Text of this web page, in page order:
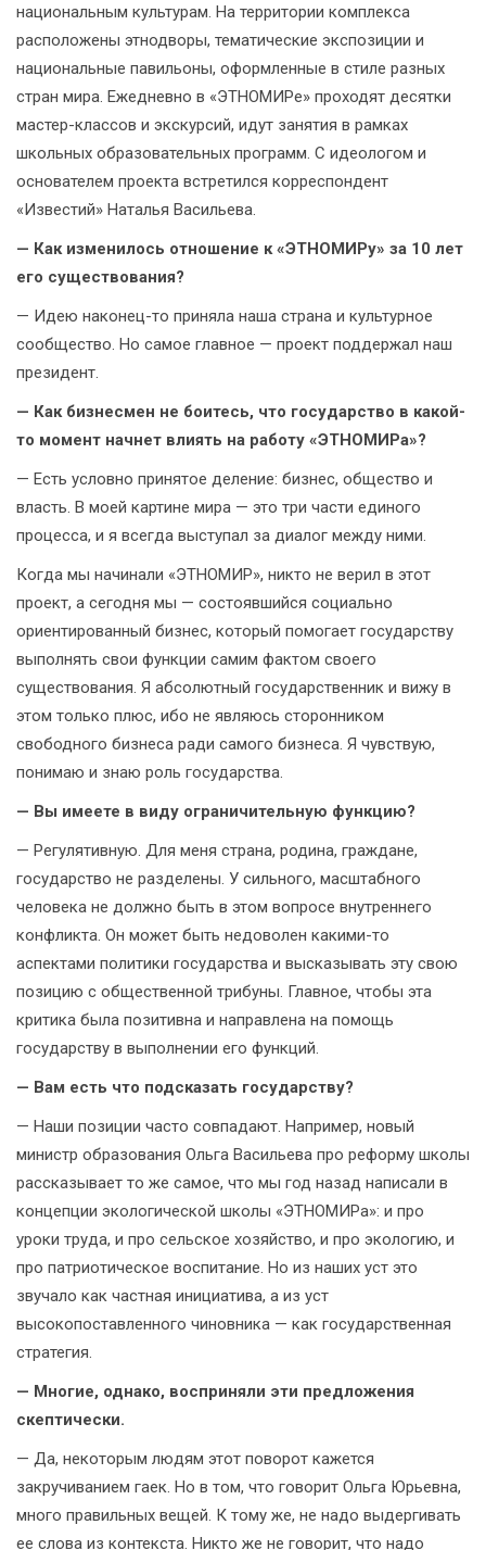
национальным культурам. На территории комплекса
расположены этнодворы, тематические экспозиции и
национальные павильоны, оформленные в стиле разных
стран мира. Ежедневно в «ЭТНОМИРе» проходят десятки
мастер-классов и экскурсий, идут занятия в рамках
школьных образовательных программ. С идеологом и
основателем проекта встретился корреспондент
«Известий» Наталья Васильева.
— Как изменилось отношение к «ЭТНОМИРу» за 10 лет
его существования?
— Идею наконец-то приняла наша страна и культурное
сообщество. Но самое главное — проект поддержал наш
президент.
— Как бизнесмен не боитесь, что государство в какой-
то момент начнет влиять на работу «ЭТНОМИРа»?
— Есть условно принятое деление: бизнес, общество и
власть. В моей картине мира — это три части единого
процесса, и я всегда выступал за диалог между ними.
Когда мы начинали «ЭТНОМИР», никто не верил в этот
проект, а сегодня мы — состоявшийся социально
ориентированный бизнес, который помогает государству
выполнять свои функции самим фактом своего
существования. Я абсолютный государственник и вижу в
этом только плюс, ибо не являюсь сторонником
свободного бизнеса ради самого бизнеса. Я чувствую,
понимаю и знаю роль государства.
— Вы имеете в виду ограничительную функцию?
— Регулятивную. Для меня страна, родина, граждане,
государство не разделены. У сильного, масштабного
человека не должно быть в этом вопросе внутреннего
конфликта. Он может быть недоволен какими-то
аспектами политики государства и высказывать эту свою
позицию с общественной трибуны. Главное, чтобы эта
критика была позитивна и направлена на помощь
государству в выполнении его функций.
— Вам есть что подсказать государству?
— Наши позиции часто совпадают. Например, новый
министр образования Ольга Васильева про реформу школы
рассказывает то же самое, что мы год назад написали в
концепции экологической школы «ЭТНОМИРа»: и про
уроки труда, и про сельское хозяйство, и про экологию, и
про патриотическое воспитание. Но из наших уст это
звучало как частная инициатива, а из уст
высокопоставленного чиновника — как государственная
стратегия.
— Многие, однако, восприняли эти предложения
скептически.
— Да, некоторым людям этот поворот кажется
закручиванием гаек. Но в том, что говорит Ольга Юрьевна,
много правильных вещей. К тому же, не надо выдергивать
ее слова из контекста. Никто же не говорит, что надо